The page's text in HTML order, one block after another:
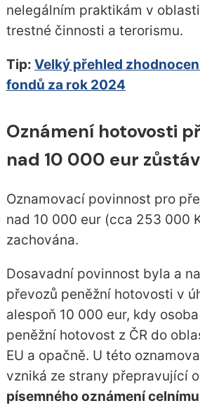
nelegálním praktikám v
trestné činnosti a terorismu.
Tip: Velký přehled
fondů za rok 2024
Oznámení hotovosti
nad 10 000 eur
Oznamovací povinnost pro
nad 10 000 eur (cca 253 000
zachována.
Dosavadní povinnost byla a
převozů peněžní hotovosti v
alespoň 10 000 eur, kdy
peněžní hotovost z ČR do
EU a opačně. U této
vzniká ze strany přepravující
písemného oznámení